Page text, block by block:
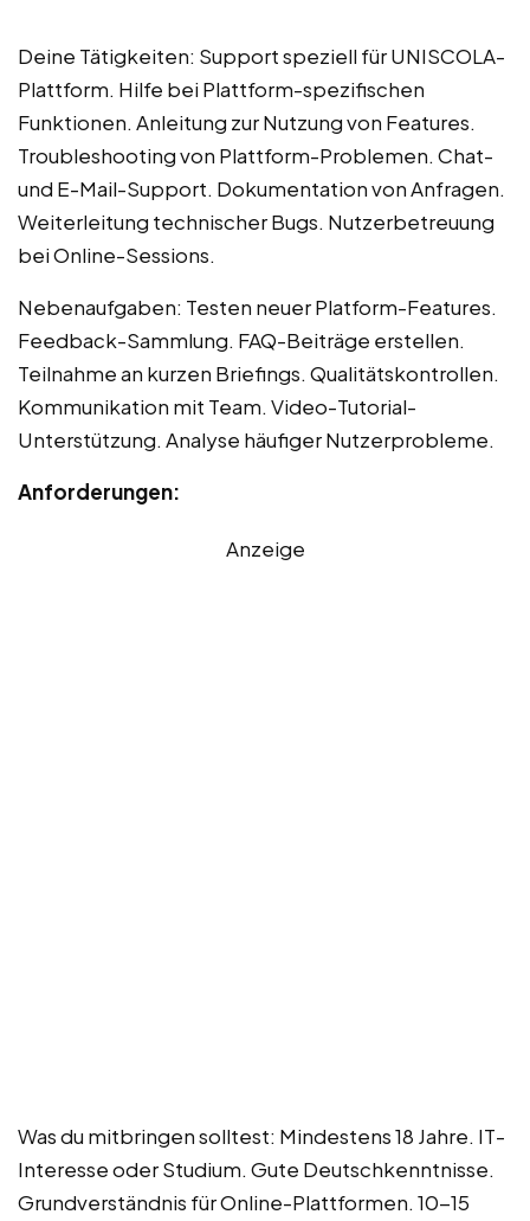
Deine Tätigkeiten: Support speziell für UNISCOLA-
Plattform. Hilfe bei Plattform-spezifischen
Funktionen. Anleitung zur Nutzung von Features.
Troubleshooting von Plattform-Problemen. Chat-
und E-Mail-Support. Dokumentation von Anfragen.
Weiterleitung technischer Bugs. Nutzerbetreuung
bei Online-Sessions.
Nebenaufgaben: Testen neuer Platform-Features.
Feedback-Sammlung. FAQ-Beiträge erstellen.
Teilnahme an kurzen Briefings. Qualitätskontrollen.
Kommunikation mit Team. Video-Tutorial-
Unterstützung. Analyse häufiger Nutzerprobleme.
Anforderungen:
Anzeige
Was du mitbringen solltest: Mindestens 18 Jahre. IT-
Interesse oder Studium. Gute Deutschkenntnisse.
Grundverständnis für Online-Plattformen. 10-15